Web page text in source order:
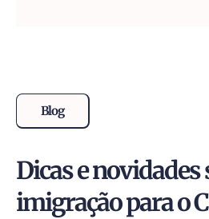
Blog
Dicas e novidades
imigração para o